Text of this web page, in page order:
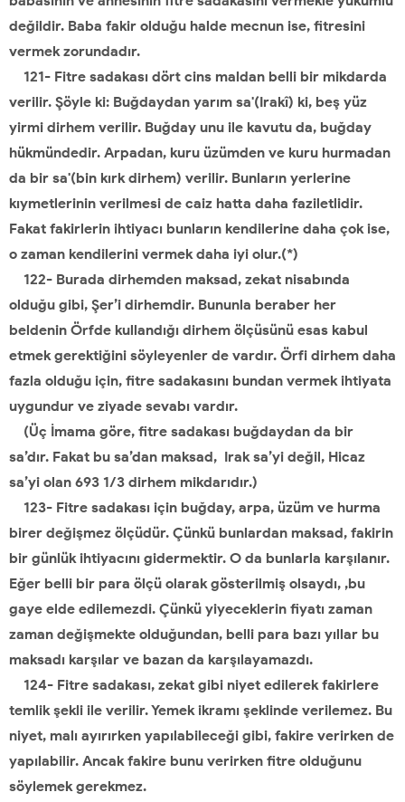
değildir. Baba fakir olduğu halde mecnun ise, fitresini
vermek zorundadır.
121- Fitre sadakası dört cins maldan belli bir mikdarda
verilir. Şöyle ki: Buğdaydan yarım sa'(Irakî) ki, beş yüz
yirmi dirhem verilir. Buğday unu ile kavutu da, buğday
hükmündedir. Arpadan, kuru üzümden ve kuru hurmadan
da bir sa'(bin kırk dirhem) verilir. Bunların yerlerine
kıymetlerinin verilmesi de caiz hatta daha faziletlidir.
Fakat fakirlerin ihtiyacı bunların kendilerine daha çok ise,
o zaman kendilerini vermek daha iyi olur.(*)
122- Burada dirhemden maksad, zekat nisabında
olduğu gibi, Şer’i dirhemdir. Bununla beraber her
beldenin Örfde kullandığı dirhem ölçüsünü esas kabul
etmek gerektiğini söyleyenler de vardır. Örfi dirhem daha
fazla olduğu için, fitre sadakasını bundan vermek ihtiyata
uygundur ve ziyade sevabı vardır.
(Üç İmama göre, fitre sadakası buğdaydan da bir
sa’dır. Fakat bu sa’dan maksad, Irak sa’yi değil, Hicaz
sa’yi olan 693 1/3 dirhem mikdarıdır.)
123- Fitre sadakası için buğday, arpa, üzüm ve hurma
birer değişmez ölçüdür. Çünkü bunlardan maksad, fakirin
bir günlük ihtiyacını gidermektir. O da bunlarla karşılanır.
Eğer belli bir para ölçü olarak gösterilmiş olsaydı, ,bu
gaye elde edilemezdi. Çünkü yiyeceklerin fiyatı zaman
zaman değişmekte olduğundan, belli para bazı yıllar bu
maksadı karşılar ve bazan da karşılayamazdı.
124- Fitre sadakası, zekat gibi niyet edilerek fakirlere
temlik şekli ile verilir. Yemek ikramı şeklinde verilemez. Bu
niyet, malı ayırırken yapılabileceği gibi, fakire verirken de
yapılabilir. Ancak fakire bunu verirken fitre olduğunu
söylemek gerekmez.